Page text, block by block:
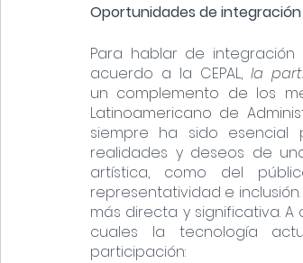
Oportunidades de
Para hablar de
acuerdo a la CEPAL, la
un complemento de los
Latinoamericano de
siempre ha sido esencial
realidades y deseos de
artística, como del
representatividad e
más directa y significativa.
cuales la tecnología
participación: